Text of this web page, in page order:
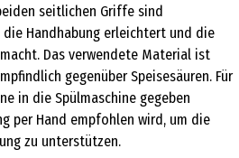
seitlichen Griffe sind
Handhabung erleichtert und die
Das verwendete Material ist
gegenüber Speisesäuren. Für
in die Spülmaschine gegeben
per Hand empfohlen wird, um die
zu unterstützen.